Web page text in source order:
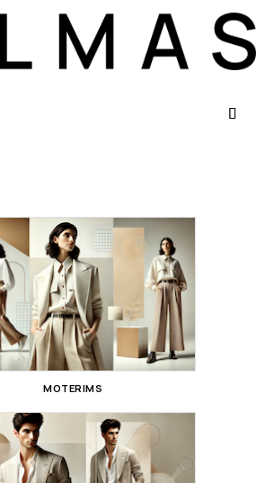
MOTERIMS